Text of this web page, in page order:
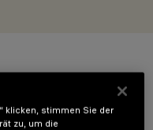
klicken, stimmen Sie der
zu, um die